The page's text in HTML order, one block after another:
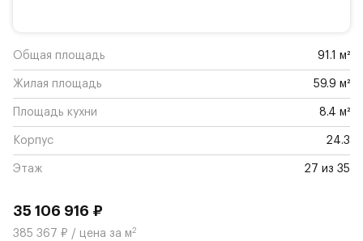
Общая площадь 91.1 м²
Жилая площадь 59.9 м²
Площадь кухни 8.4 м²
Корпус 24.3
Этаж 27 из 35
35 106 916 ₽
385 367 ₽ / цена за м2